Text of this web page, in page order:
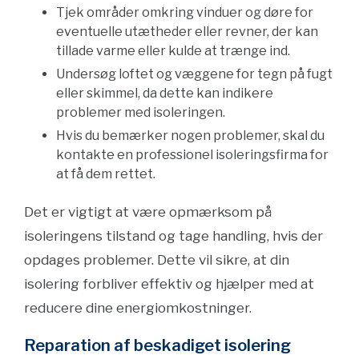
Tjek områder omkring vinduer og døre for
eventuelle utætheder eller revner, der kan
tillade varme eller kulde at trænge ind.
Undersøg loftet og væggene for tegn på fugt
eller skimmel, da dette kan indikere
problemer med isoleringen.
Hvis du bemærker nogen problemer, skal du
kontakte en professionel isoleringsfirma for
at få dem rettet.
Det er vigtigt at være opmærksom på
isoleringens tilstand og tage handling, hvis der
opdages problemer. Dette vil sikre, at din
isolering forbliver effektiv og hjælper med at
reducere dine energiomkostninger.
Reparation af beskadiget isolering